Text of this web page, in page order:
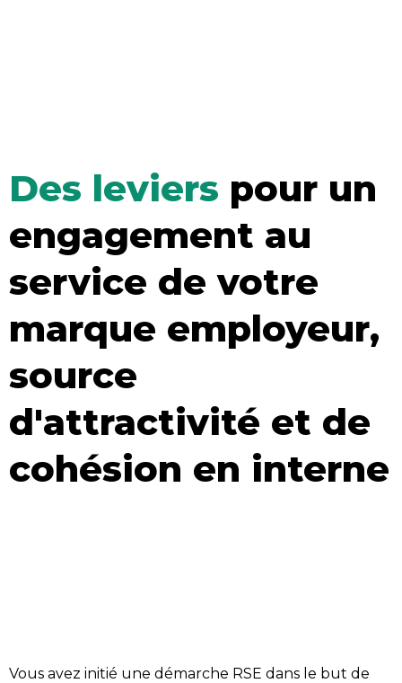
Des leviers pour un
engagement au
service de votre
marque employeur,
source
d'attractivité et de
cohésion en interne
Vous avez initié une démarche RSE dans le but de